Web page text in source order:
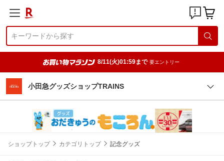
8/11(火)01:59まで 要エントリー
小田急グッズショップTRAINS
ショップトップ カテゴリトップ 記念グッズ